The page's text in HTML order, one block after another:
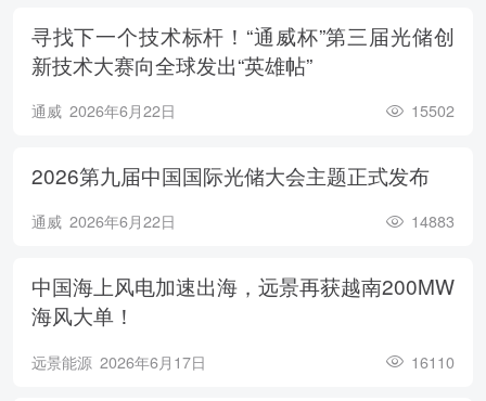
寻找下一个技术标杆！“通威杯”第三届光储创
新技术大赛向全球发出“英雄帖”
通威 2026年6月22日 15502
2026第九届中国国际光储大会主题正式发布
通威 2026年6月22日 14883
中国海上风电加速出海，远景再获越南200MW
海风大单！
远景能源 2026年6月17日 16110